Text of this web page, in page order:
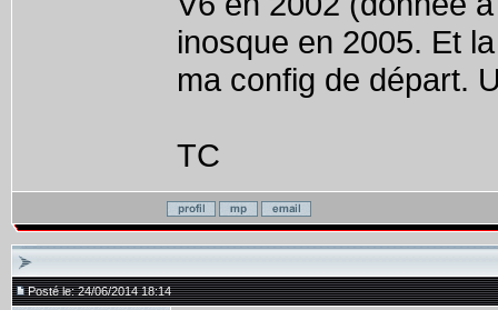
inosque en 2005. Et
ma config de départ.
TC
Posté le: 24/06/2014 18:14